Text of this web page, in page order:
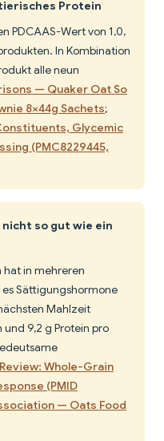
Protein
PDCAAS-Wert von 1,0,
In Kombination
alle neun
— Quaker Oat So
8×44g Sachets;
Glycemic
(PMC8229445,
nicht so gut wie ein
in mehreren
Sättigungshormone
Mahlzeit
9,2 g Protein pro
Whole-Grain
(PMID
— Oats Food